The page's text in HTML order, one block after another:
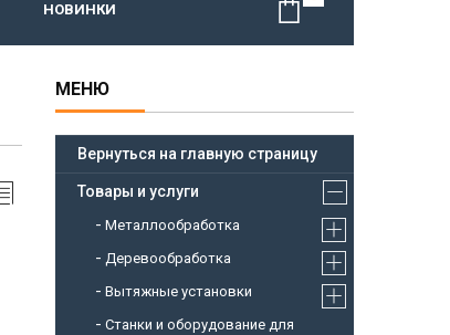
НОВИНКИ
Вернуться на главную страницу
Товары и услуги
Металлообработка
Деревообработка
Вытяжные установки
Станки и оборудование для